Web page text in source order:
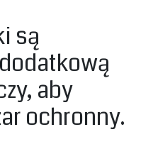
są
‎, aby
ochronny.‎